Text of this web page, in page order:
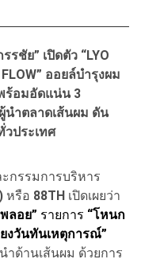
ชัย” เปิดตัว “LYO
ออยล์บำรุงผม
ร้อมอัดแน่น 3
นำตลาดเส้นผม ดัน
วประเทศ
กรรมการบริหาร
หรือ 88TH เปิดเผยว่า
ลอย” รายการ “โหนก
ยงวันทันเหตุการณ์”
ำด้านเส้นผม ด้วยการ